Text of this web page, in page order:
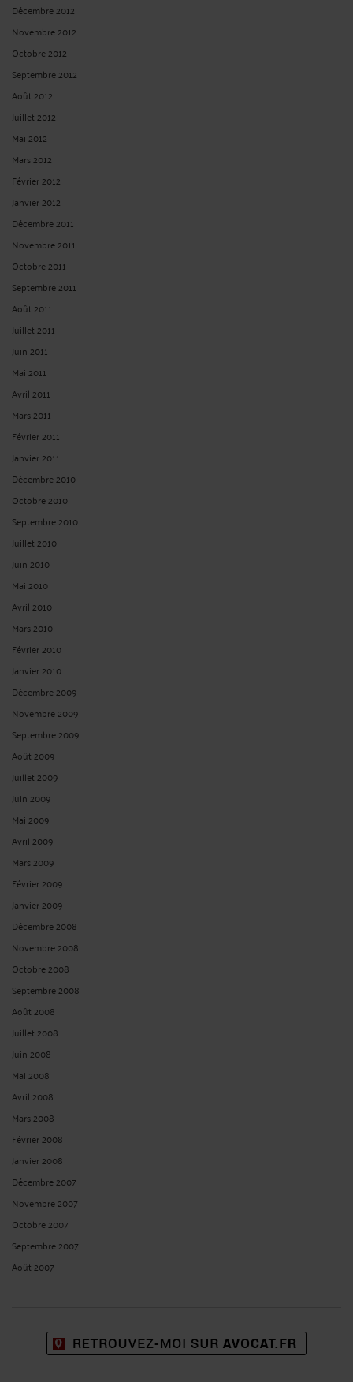
Décembre 2012
Novembre 2012
Octobre 2012
Septembre 2012
Août 2012
Juillet 2012
Mai 2012
Mars 2012
Février 2012
Janvier 2012
Décembre 2011
Novembre 2011
Octobre 2011
Septembre 2011
Août 2011
Juillet 2011
Juin 2011
Mai 2011
Avril 2011
Mars 2011
Février 2011
Janvier 2011
Décembre 2010
Octobre 2010
Septembre 2010
Juillet 2010
Juin 2010
Mai 2010
Avril 2010
Mars 2010
Février 2010
Janvier 2010
Décembre 2009
Novembre 2009
Septembre 2009
Août 2009
Juillet 2009
Juin 2009
Mai 2009
Avril 2009
Mars 2009
Février 2009
Janvier 2009
Décembre 2008
Novembre 2008
Octobre 2008
Septembre 2008
Août 2008
Juillet 2008
Juin 2008
Mai 2008
Avril 2008
Mars 2008
Février 2008
Janvier 2008
Décembre 2007
Novembre 2007
Octobre 2007
Septembre 2007
Août 2007